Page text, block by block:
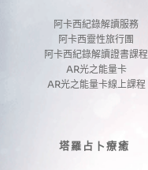
阿卡西紀錄解讀服務
阿卡西靈性旅行團
阿卡西紀錄解讀證書課程
AR光之能量卡
AR光之能量卡線上課程
塔羅占卜療癒